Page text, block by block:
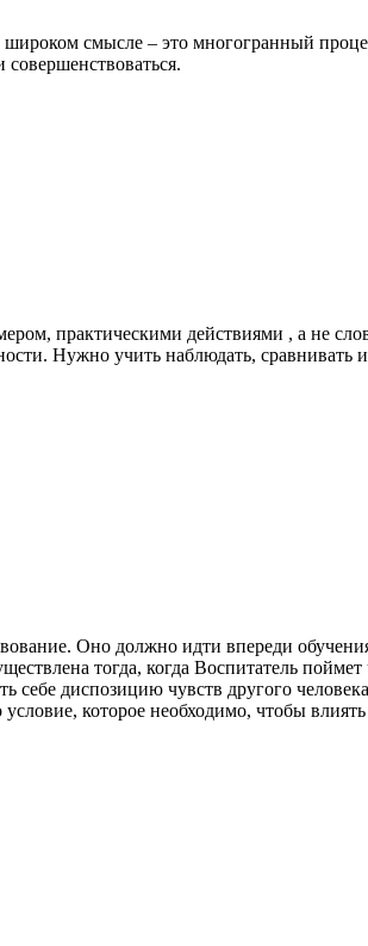
смысле – это многогранный
практическими действиями , а не
Нужно учить наблюдать, сравнивать
Оно должно идти впереди
тогда, когда Воспитатель
себе диспозицию чувств другого
которое необходимо, чтобы